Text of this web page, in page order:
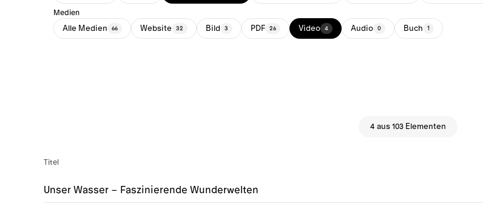
Medien
Alle Medien 66 Website 32 Bild 3 PDF 26 Video 4 Audio 0 Buch 1
4 aus 103 Elementen
Titel
Unser Wasser – Faszinierende Wunderwelten